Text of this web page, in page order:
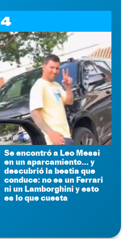
4
Se encontró a Leo Messi
en un aparcamiento... y
descubrió la bestia que
conduce: no es un Ferrari
ni un Lamborghini y esto
es lo que cuesta